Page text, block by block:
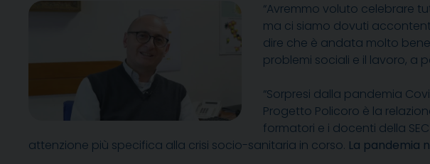
“Avremmo voluto celebrare
ma ci siamo dovuti
dire che è andata molto
problemi sociali e il lavoro, a
“Sorpresi dalla pandemia
Progetto Policoro è la
formatori e i docenti della
attenzione più specifica alla crisi socio-sanitaria in corso. La pandemia